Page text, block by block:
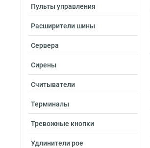
Пульты управления
Расширители шины
Сервера
Сирены
Считыватели
Терминалы
Тревожные кнопки
Удлинители poe